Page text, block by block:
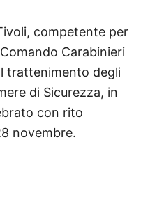
competente per
Carabinieri
trattenimento degli
di Sicurezza, in
con rito
novembre.